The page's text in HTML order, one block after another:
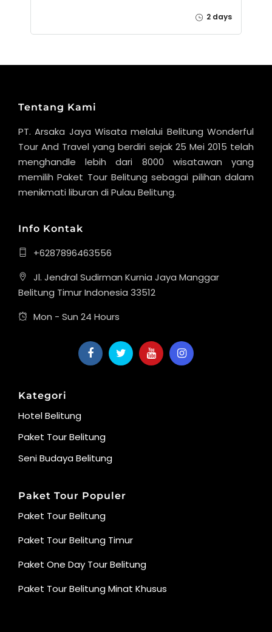
2 days
Tentang Kami
PT. Arsaka Jaya Wisata melalui Belitung Wonderful
Tour And Travel yang berdiri sejak 25 Mei 2015 telah
menghandle lebih dari 8000 wisatawan yang
memilih Paket Tour Belitung sebagai pilihan dalam
menikmati liburan di Pulau Belitung.
Info Kontak
+6287896463556
Jl. Jendral Sudirman Kurnia Jaya Manggar
Belitung Timur Indonesia 33512
Mon - Sun 24 Hours
Kategori
Hotel Belitung
Paket Tour Belitung
Seni Budaya Belitung
Paket Tour Populer
Paket Tour Belitung
Paket Tour Belitung Timur
Paket One Day Tour Belitung
Paket Tour Belitung Minat Khusus